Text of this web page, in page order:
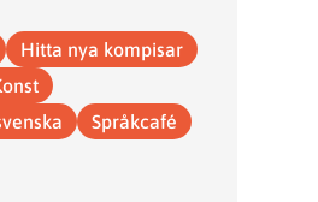
Hitta nya kompisar
Språkcafé